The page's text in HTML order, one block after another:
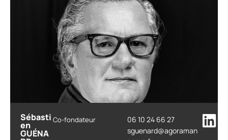
Sébasti
en
GUÉNA
Co-fondateur
06 10 24 66 27
sguenard@agoraman